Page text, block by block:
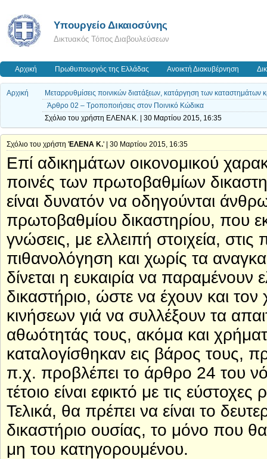
Υπουργείο Δικαιοσύνης
Δικτυακός Τόπος Διαβουλεύσεων
Αρχική Πρωθυπουργός της Ελλάδας Ανοικτή Διακυβέρνηση
Αρχική
Μεταρρυθμίσεις ποινικών διατάξεων, κατάργηση των καταστημάτων
Άρθρο 02 – Τροποποιήσεις στον Ποινικό Κώδικα
Σχόλιο του χρήστη ΕΛΕΝΑ Κ. | 30 Μαρτίου 2015, 16:35
Σχόλιο του χρήστη 'ΕΛΕΝΑ Κ.' | 30 Μαρτίου 2015, 16:35
Επί αδικημάτων οικονομικού
ποινές των πρωτοβαθμίων
είναι δυνατόν να οδηγούνται
πρωτοβαθμίου δικαστηρίου, που
γνώσεις, με ελλειπή στοιχεία,
πιθανολόγηση και χωρίς τα
δίνεται η ευκαιρία να παραμένουν
δικαστήριο, ώστε να έχουν και
κινήσεων γιά να συλλέξουν τα
αθωότητάς τους, ακόμα και
καταλογίσθηκαν εις βάρος τους,
π.χ. προβλέπει το άρθρο 24 του
τέτοιο είναι εφικτό με τις
Τελικά, θα πρέπει να είναι το
δικαστήριο ουσίας, το μόνο που
μη του κατηγορουμένου.